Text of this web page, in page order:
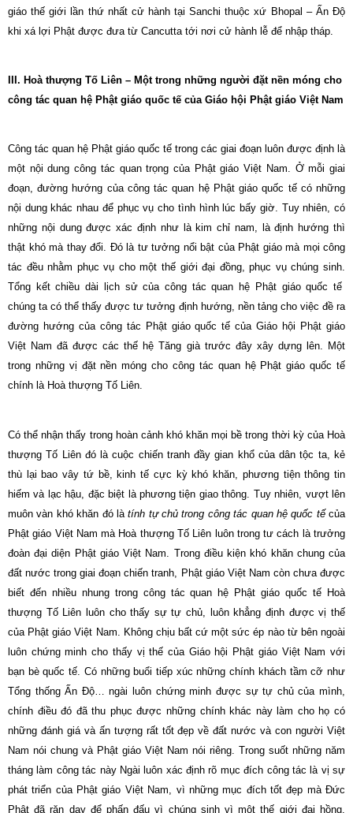
giáo thế giới lần thứ nhất cử hành tại Sanchi thuộc xứ Bhopal – Ấn Độ
khi xá lợi Phật được đưa từ Cancutta tới nơi cử hành lễ để nhập tháp.
III. Hoà thượng Tố Liên – Một trong những người đặt nền móng cho
công tác quan hệ Phật giáo quốc tế của Giáo hội Phật giáo Việt Nam
Công tác quan hệ Phật giáo quốc tế trong các giai đoạn luôn được định là
một nội dung công tác quan trọng của Phật giáo Việt Nam. Ở mỗi giai
đoạn, đường hướng của công tác quan hệ Phật giáo quốc tế có những
nội dung khác nhau để phục vụ cho tình hình lúc bấy giờ. Tuy nhiên, có
những nội dung được xác định như là kim chỉ nam, là định hướng thì
thật khó mà thay đổi. Đó là tư tưởng nổi bật của Phật giáo mà mọi công
tác đều nhằm phục vụ cho một thế giới đại đồng, phục vụ chúng sinh.
Tổng kết chiều dài lịch sử của công tác quan hệ Phật giáo quốc tế
chúng ta có thể thấy được tư tưởng định hướng, nền tảng cho việc đề ra
đường hướng của công tác Phật giáo quốc tế của Giáo hội Phật giáo
Việt Nam đã được các thế hệ Tăng già trước đây xây dựng lên. Một
trong những vị đặt nền móng cho công tác quan hệ Phật giáo quốc tế
chính là Hoà thượng Tố Liên.
Có thể nhận thấy trong hoàn cảnh khó khăn mọi bề trong thời kỳ của Hoà
thượng Tố Liên đó là cuộc chiến tranh đầy gian khổ của dân tộc ta, kẻ
thù lại bao vây tứ bề, kinh tế cực kỳ khó khăn, phương tiện thông tin
hiếm và lạc hậu, đặc biệt là phương tiện giao thông. Tuy nhiên, vượt lên
muôn vàn khó khăn đó làtính tự chủ trong công tác quan hệ quốc tế của
Phật giáo Việt Nam mà Hoà thượng Tố Liên luôn trong tư cách là trưởng
đoàn đại diện Phật giáo Việt Nam. Trong điều kiện khó khăn chung của
đất nước trong giai đoạn chiến tranh, Phật giáo Việt Nam còn chưa được
biết đến nhiều nhung trong công tác quan hệ Phật giáo quốc tế Hoà
thượng Tố Liên luôn cho thấy sự tự chủ, luôn khẳng định được vị thế
của Phật giáo Việt Nam. Không chịu bất cứ một sức ép nào từ bên ngoài
luôn chứng minh cho thấy vị thế của Giáo hội Phật giáo Việt Nam với
bạn bè quốc tế. Có những buổi tiếp xúc những chính khách tầm cỡ như
Tổng thống Ấn Độ… ngài luôn chứng minh được sự tự chủ của mình,
chính điều đó đã thu phục được những chính khác này làm cho họ có
những đánh giá và ấn tượng rất tốt đẹp về đất nước và con người Việt
Nam nói chung và Phật giáo Việt Nam nói riêng. Trong suốt những năm
tháng làm công tác này Ngài luôn xác định rõ mục đích công tác là vị sự
phát triển của Phật giáo Việt Nam , vì những mục đích tốt đẹp mà Đức
Phật đã răn dạy để phấn đấu vì chúng sinh vì một thế giới đại hồng.